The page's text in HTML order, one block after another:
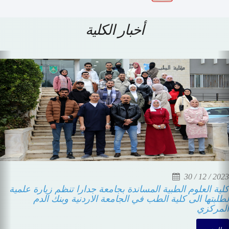
أخبار الكلية
كلية
10 /
من "جدارا" يزور كلية الطب في الجامعة
وبنك الدم المركزي
Previous